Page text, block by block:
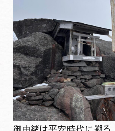
御由緒は平安時代に遡る